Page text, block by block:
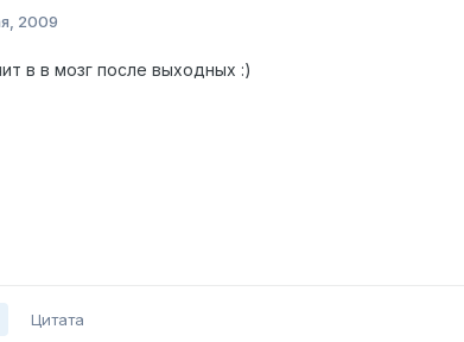
2009
в в мозг после выходных :)
Цитата